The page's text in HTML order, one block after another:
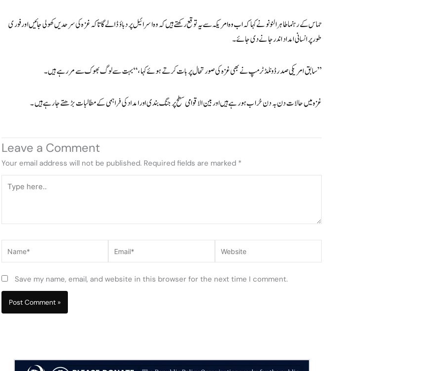
حماس کے رہنما طاہر النونو نے کہا کہ اب وہ امریکہ سے یہ توقع رکھتے ہیں کہ وہ اسرائیل پر دباؤ ڈالے گا تاکہ غزہ کی سرحدیں کھولی جائیں اور فوری
طور پر انسانی امداد اندر جانے دی جائے۔
سابق امریکی صدر ڈونلڈ ٹرمپ نے بھی غزہ کی صورتحال پر بات کرتے ہوئے کہا، “بہت سے لوگ بھوک سے مر رہے ہیں۔”
غزہ میں حالات دن بہ دن خراب ہو رہے ہیں اور بین الاقوامی سطح پر جنگ بندی اور امداد کی فراہمی کے مطالبات بڑھتے جا رہے ہیں۔
Leave a Comment
Your email address will not be published. Required fields are marked *
here..
Save my name, email, and website in this browser for the next time I comment.